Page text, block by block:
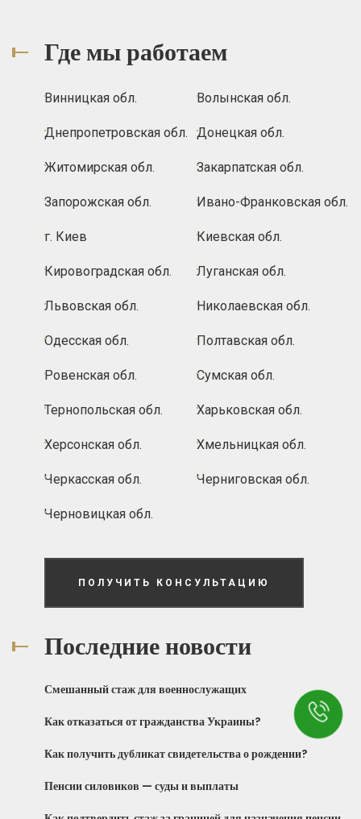
Где мы работаем
Винницкая обл. Волынская обл.
Днепропетровская обл. Донецкая обл.
Житомирская обл. Закарпатская обл.
Запорожская обл. Ивано-Франковская обл.
г. Киев Киевская обл.
Кировоградская обл. Луганская обл.
Львовская обл. Николаевская обл.
Одесская обл. Полтавская обл.
Ровенская обл. Сумская обл.
Тернопольская обл. Харьковская обл.
Херсонская обл. Хмельницкая обл.
Черкасская обл. Черниговская обл.
Черновицкая обл.
ПОЛУЧИТЬ КОНСУЛЬТАЦИЮ
Последние новости
Смешанный стаж для военнослужащих
Как отказаться от гражданства Украины?
Как получить дубликат свидетельства о рождении?
Пенсии силовиков — суды и выплаты